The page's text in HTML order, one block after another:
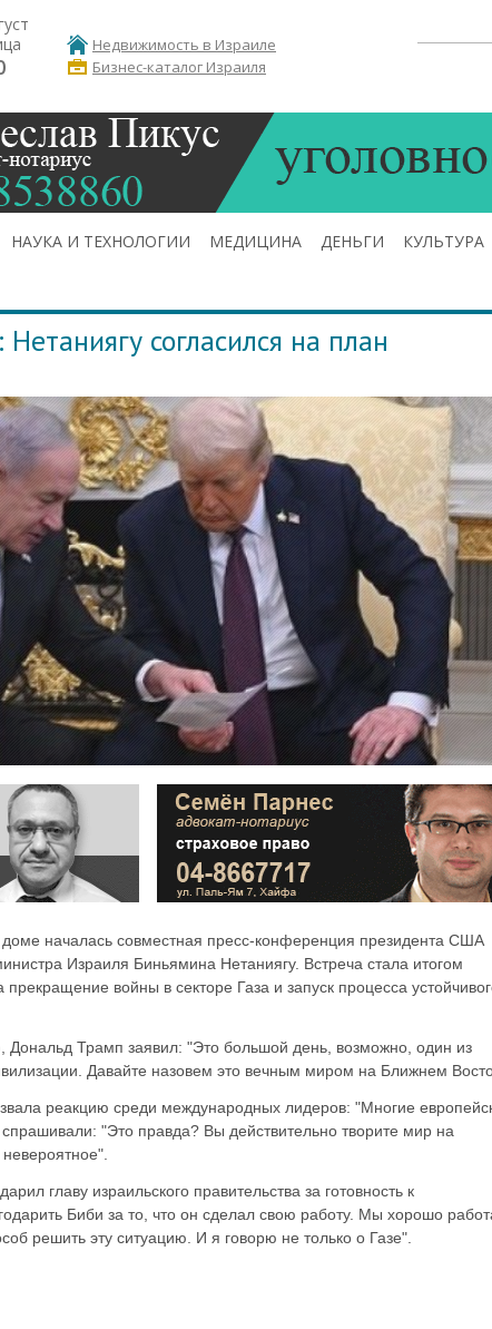
Недвижимость в Израиле
Бизнес-каталог Израиля
НАУКА И ТЕХНОЛОГИИ МЕДИЦИНА ДЕНЬГИ КУЛЬТУРА
согласился на план
началась совместная пресс-конференция президента США
Израиля Биньямина Нетаниягу. Встреча стала итогом
войны в секторе Газа и запуск процесса
Трамп заявил: "Это большой день, возможно, один из
Давайте назовем это вечным миром на Ближнем
реакцию среди международных лидеров: "Многие
"Это правда? Вы действительно творите мир на
главу израильского правительства за готовность к
Биби за то, что он сделал свою работу. Мы хорошо
решить эту ситуацию. И я говорю не только о Газе".